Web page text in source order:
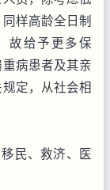
样高龄全日制
故给予更多保
病患者及其亲
定，从社会相
民、救济、医